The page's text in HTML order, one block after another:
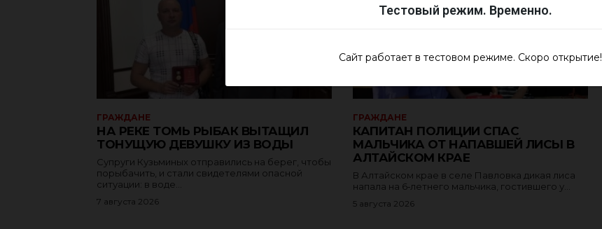
Тестовый режим. Временно.
Сайт работает в тестовом режиме. Скоро открытие!
ГРАЖДАНЕ
НА РЕКЕ ТОМЬ РЫБАК ВЫТАЩИЛ
ТОНУЩУЮ ДЕВУШКУ ИЗ ВОДЫ
Супруги Кузьминых отправились на берег, чтобы
порыбачить, и стали свидетелями опасной
ситуации: в воде...
7 августа 2026
ГРАЖДАНЕ
КАПИТАН ПОЛИЦИИ СПАС
МАЛЬЧИКА ОТ НАПАВШЕЙ ЛИСЫ В
АЛТАЙСКОМ КРАЕ
В Алтайском крае в селе Павловка дикая лиса
напала на 6‑летнего мальчика, гостившего у...
5 августа 2026